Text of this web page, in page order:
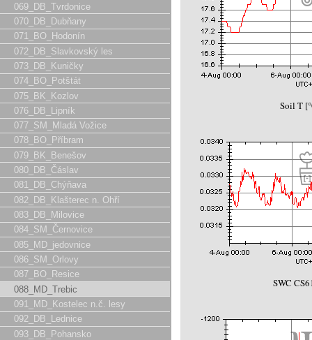
069_DB_Tvrdonice
070_DB_Dubňany
071_BO_Hodonín
072_DB_Slavkovský les
073_DB_Kuničky
074_BO_Potštát
075_BK_Kozlov
076_DB_Lipník
077_SM_Mladá Vožice
078_BO_Příbram
079_BK_Benešov
080_DB_Čáslav
081_DB_Chýňava
082_DB_Klašterec n. Ohří
083_DB_Milovice
084_SM_Černovice
085_MD_jedovnice
086_SM_Orlovy
087_BO_Resice
088_MD_Trebic
091_MD_Kostelec n.č. lesy
092_DB_Lednice
093_DB_Pohansko
Soil T
SWC